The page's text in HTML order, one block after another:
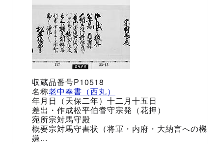
P10518
老中奉書（西丸）
（天保二年）十二月十五日
松平伯耆守宗発（花押）
宗対馬守殿
宗対馬守書状（将軍・内府・大納言への機
嫌...